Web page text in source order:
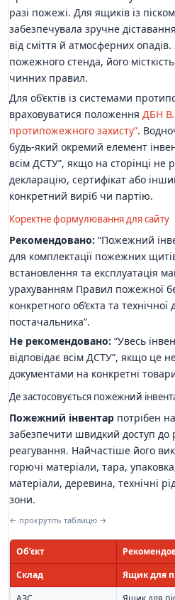
разі пожежі. Для ящиків із
забезпечувала зручне
від сміття й атмосферних
пожежного стенда, його
чинних правил.
Для об’єктів із системами
враховуватися положення ДБН
протипожежного захисту”.
будь-який окремий елемент
всім ДСТУ”, якщо на сторінці не
декларацію, сертифікат або
конкретний виріб чи партію.
Коректне формулювання для сайту
Рекомендовано: “Пожежний
для комплектації пожежних
встановлення та експлуатація
урахуванням Правил пожежної
конкретного об’єкта та технічної
постачальника”.
Не рекомендовано: “Увесь
відповідає всім ДСТУ”, якщо це
документами на конкретні
Де застосовується пожежний
Пожежний інвентар потрібен
забезпечити швидкий доступ до
реагування. Найчастіше його
горючі матеріали, тара,
матеріали, деревина, технічні
зони.
← прокрутіть таблицю →
Об’єкт
Склад
Ящик для